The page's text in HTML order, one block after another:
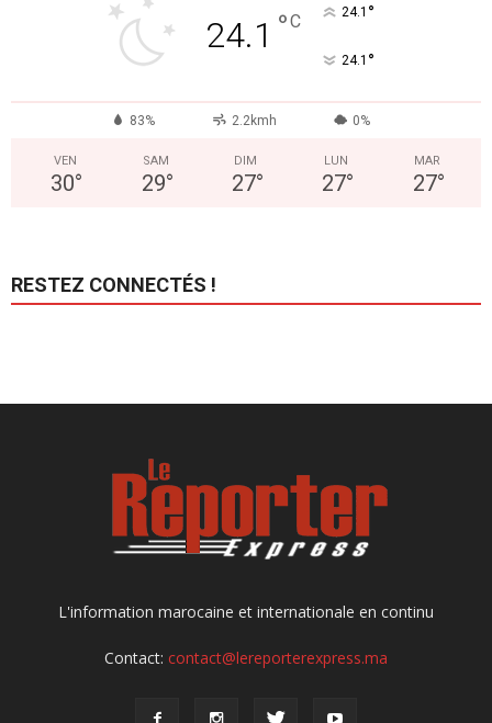
24.1 °C 24.1 °
24.1 °
83% 2.2kmh 0%
VEN
30°
SAM
29°
DIM
27°
LUN
27°
MAR
27°
RESTEZ CONNECTÉS !
L'information marocaine et internationale en continu
Contact: contact@lereporterexpress.ma